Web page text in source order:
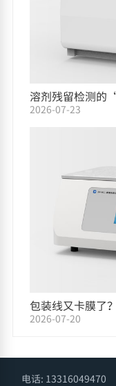
溶剂残留检测的
列
2026-07-23
包装线又卡膜了
把原因找出来
2026-07-20
电话: 13316049470